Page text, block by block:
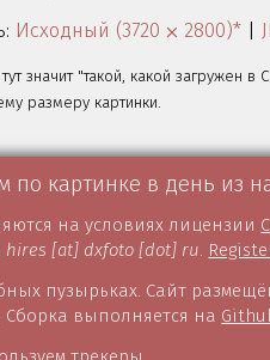
Исходный (3720 ⨉ 2800)*
значит "такой, какой загружен в
размеру картинки.
по картинке в день из
на условиях лицензии
hires [at] dxfoto [dot] ru.
пузырьках. Сайт
. Сборка выполняется на